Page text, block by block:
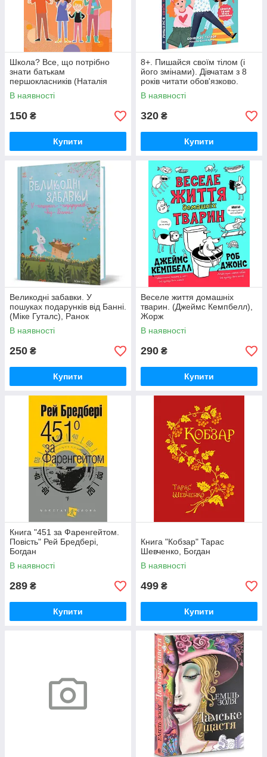
Школа? Все, що потрібно
знати батькам
першокласників (Наталія
Царенко.), 4MAMAS
В наявності
150 ₴
Купити
8+. Пишайся своїм тілом (і
його змінами). Дівчатам з 8
років читати обов'язково.
(Тейлор Соня Рене), Ранок
В наявності
320 ₴
Купити
Великодні забавки. У
пошуках подарунків від Банні.
(Міке Гуталс), Ранок
В наявності
250 ₴
Купити
Веселе життя домашніх
тварин. (Джеймс Кемпбелл),
Жорж
В наявності
290 ₴
Купити
Книга "451 за Фаренгейтом.
Повість" Рей Бредбері,
Богдан
В наявності
289 ₴
Купити
Книга "Кобзар" Тарас
Шевченко, Богдан
В наявності
499 ₴
Купити